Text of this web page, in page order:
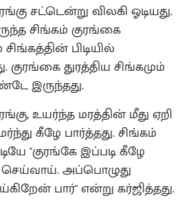
சட்டென்று விலகி ஓடியது.
சிங்கம் குரங்கை
சிங்கத்தின் பிடியில்
குரங்கை துரத்திய சிங்கமும்
இருந்தது.
உயர்ந்த மரத்தின் மீது ஏறி
கீழே பார்த்தது. சிங்கம்
"குரங்கே இப்படி கீழே
அப்பொழுது
பார்" என்று கர்ஜித்தது.